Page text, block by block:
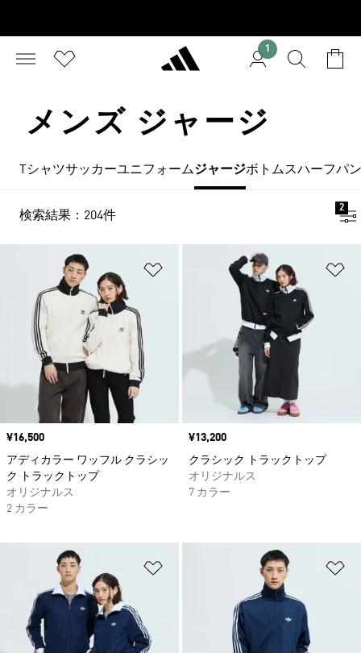
1
メンズ ジャージ
Tシャツサッカーユニフォームジャージボトムスハーフパ
検索結果：204件
2
ほしいものリストに追加
価格
¥16,500
アディカラー ワッフル クラシッ
ク トラックトップ
オリジナルス
2 カラー
価格
¥13,200
クラシック トラックトップ
オリジナルス
7 カラー
ほしいものリストに追加